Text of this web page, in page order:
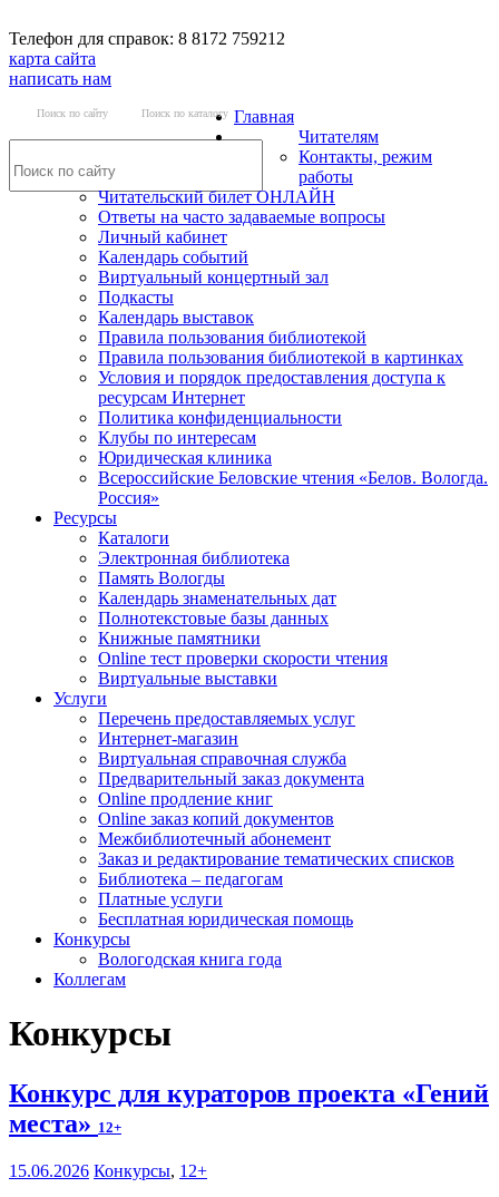
Телефон для справок: 8 8172 759212
карта сайта
написать нам
Поиск по сайту Поиск по каталогу Главная
Читателям
Контакты, режим
работы
Читательский билет ОНЛАЙН
Ответы на часто задаваемые вопросы
Личный кабинет
Календарь событий
Виртуальный концертный зал
Подкасты
Календарь выставок
Правила пользования библиотекой
Правила пользования библиотекой в картинках
Условия и порядок предоставления доступа к
ресурсам Интернет
Политика конфиденциальности
Клубы по интересам
Юридическая клиника
Всероссийские Беловские чтения «Белов. Вологда.
Россия»
Ресурсы
Каталоги
Электронная библиотека
Память Вологды
Календарь знаменательных дат
Полнотекстовые базы данных
Книжные памятники
Online тест проверки скорости чтения
Виртуальные выставки
Услуги
Перечень предоставляемых услуг
Интернет-магазин
Виртуальная справочная служба
Предварительный заказ документа
Online продление книг
Online заказ копий документов
Межбиблиотечный абонемент
Заказ и редактирование тематических списков
Библиотека – педагогам
Платные услуги
Бесплатная юридическая помощь
Конкурсы
Вологодская книга года
Коллегам
Конкурсы
Конкурс для кураторов проекта «Гений
места» 12+
15.06.2026 Конкурсы, 12+